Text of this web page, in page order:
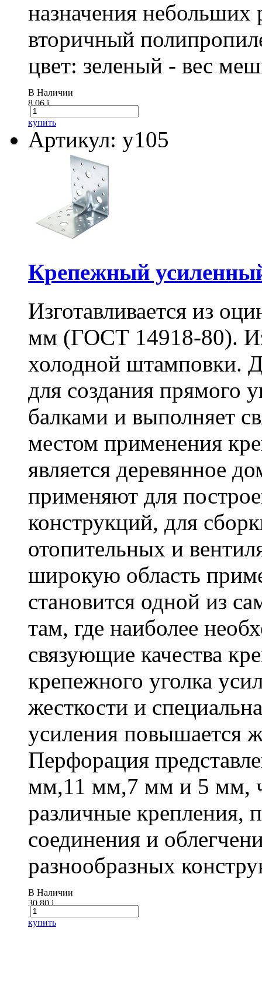
назначения небольших
вторичный
цвет: зеленый - вес
В Наличии
8.06i
купить
Артикул: у105
Крепежный
Изготавливается из
мм (ГОСТ 14918-80).
холодной штамповки.
для создания прямого
балками и выполняет
местом применения
является деревянное
применяют для
конструкций, для
отопительных и
широкую область
становится одной из
там, где наиболее
связующие качества
крепежного уголка
жесткости и
усиления повышается
Перфорация
мм,11 мм,7 мм и 5 мм,
различные
соединения и
разнообразных
В Наличии
30.80i
купить